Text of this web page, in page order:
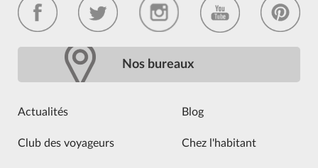
Nos bureaux
Actualités Blog
Club des voyageurs Chez l'habitant